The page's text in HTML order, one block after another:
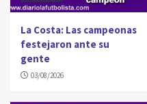
La Costa: Las campeonas
festejaron ante su
gente
03/08/2026